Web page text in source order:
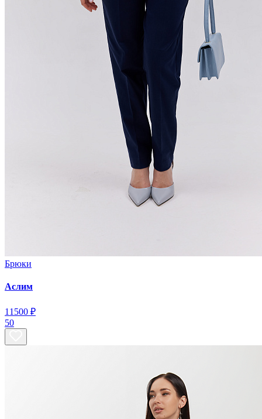
Брюки
Аслим
11 500 ₽
50